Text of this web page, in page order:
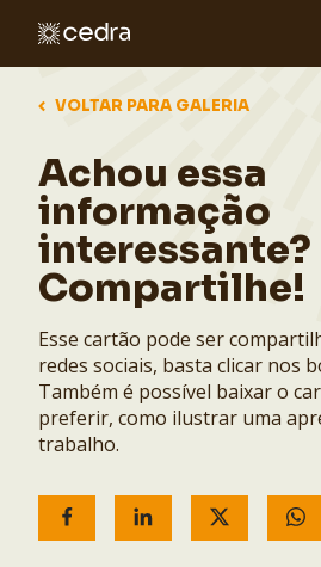
VOLTAR PARA GALERIA
Achou essa
informação
interessante?
Compartilhe!
Esse cartão pode ser
redes sociais, basta clicar nos
Também é possível baixar o
preferir, como ilustrar uma
trabalho.